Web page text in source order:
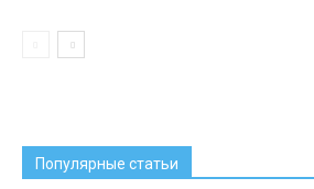
Популярные статьи